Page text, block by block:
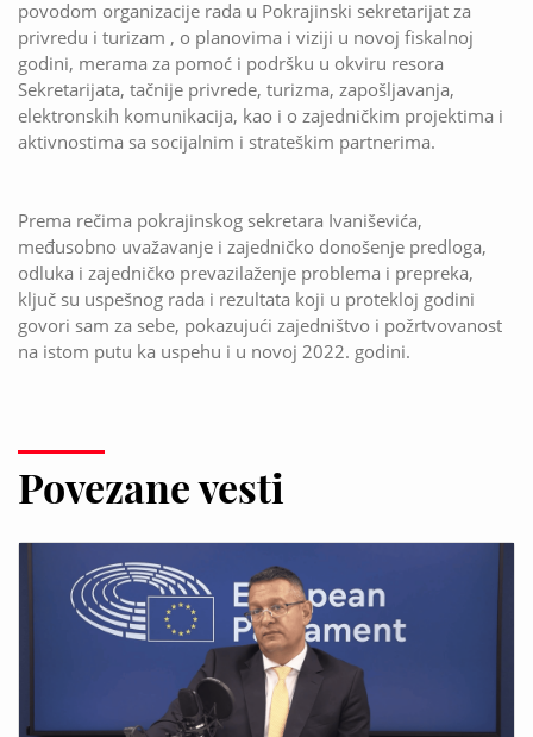
povodom organizacije rada u Pokrajinski sekretarijat za
privredu i turizam , o planovima i viziji u novoj fiskalnoj
godini, merama za pomoć i podršku u okviru resora
Sekretarijata, tačnije privrede, turizma, zapošljavanja,
elektronskih komunikacija, kao i o zajedničkim projektima i
aktivnostima sa socijalnim i strateškim partnerima.
Prema rečima pokrajinskog sekretara Ivaniševića,
međusobno uvažavanje i zajedničko donošenje predloga,
odluka i zajedničko prevazilaženje problema i prepreka,
ključ su uspešnog rada i rezultata koji u protekloj godini
govori sam za sebe, pokazujući zajedništvo i požrtvovanost
na istom putu ka uspehu i u novoj 2022. godini.
Povezane vesti